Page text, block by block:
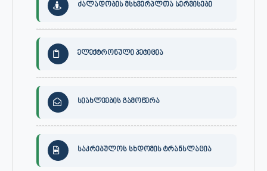
ძალადობის მსხვერპლთა სერვისები
ელექტრონული პეტიცია
სიახლეების გამოწერა
საკრებულოს სხდომის ტრანსლაცია